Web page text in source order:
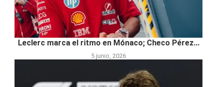
Leclerc marca el ritmo en Mónaco; Checo Pérez...
5 junio, 2026